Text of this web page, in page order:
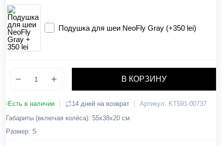
Подушка для шеи NeoFly Gray (+350 lei)
В КОРЗИНУ
Есть в наличии 14 дней на возврат
Артикул: KT591-00737
Габариты (включая колёса): 55х38х20 см
Размер: S